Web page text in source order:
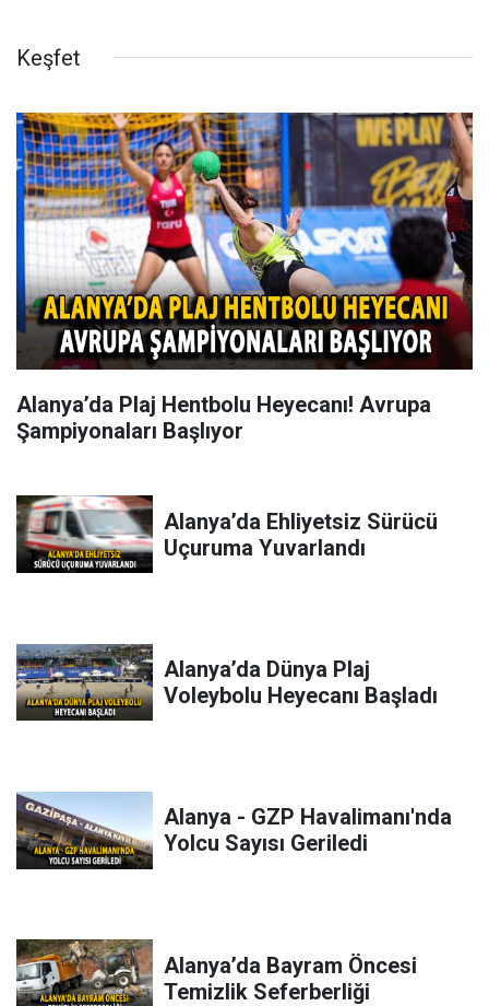
Keşfet
Alanya’da Plaj Hentbolu Heyecanı! Avrupa
Şampiyonaları Başlıyor
Alanya’da Ehliyetsiz Sürücü
Uçuruma Yuvarlandı
Alanya’da Dünya Plaj
Voleybolu Heyecanı Başladı
Alanya - GZP Havalimanı'nda
Yolcu Sayısı Geriledi
Alanya’da Bayram Öncesi
Temizlik Seferberliği